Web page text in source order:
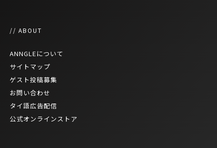
// ABOUT
ANNGLEについて
サイトマップ
ゲスト投稿募集
お問い合わせ
タイ語広告配信
公式オンラインストア